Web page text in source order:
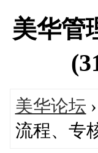
美华管
美华论坛 ›
流程、专